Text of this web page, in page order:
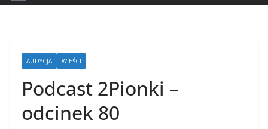
AUDYCJA WIEŚCI
Podcast 2Pionki –
odcinek 80